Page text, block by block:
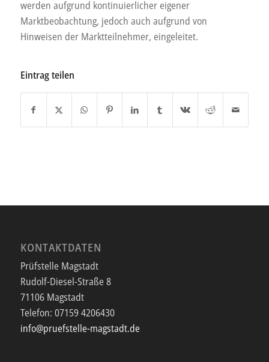
werden aufgrund kontinuierlicher eigener
Marktbeobachtung, jedoch auch aufgrund von
Hinweisen der Marktteilnehmer, eingeleitet.
Eintrag teilen
KONTAKTDATEN
Prüfstelle Magstadt
Rudolf-Diesel-Straße 8
71106 Magstadt
Telefon: 07159 4206430
info@pruefstelle-magstadt.de